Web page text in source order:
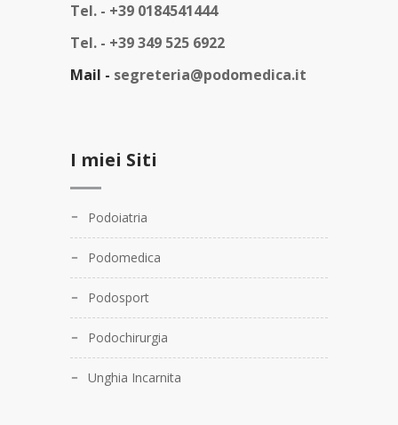
Tel. - +39 0184541444
Tel. - +39 349 525 6922
Mail - segreteria@podomedica.it
I miei Siti
Podoiatria
Podomedica
Podosport
Podochirurgia
Unghia Incarnita